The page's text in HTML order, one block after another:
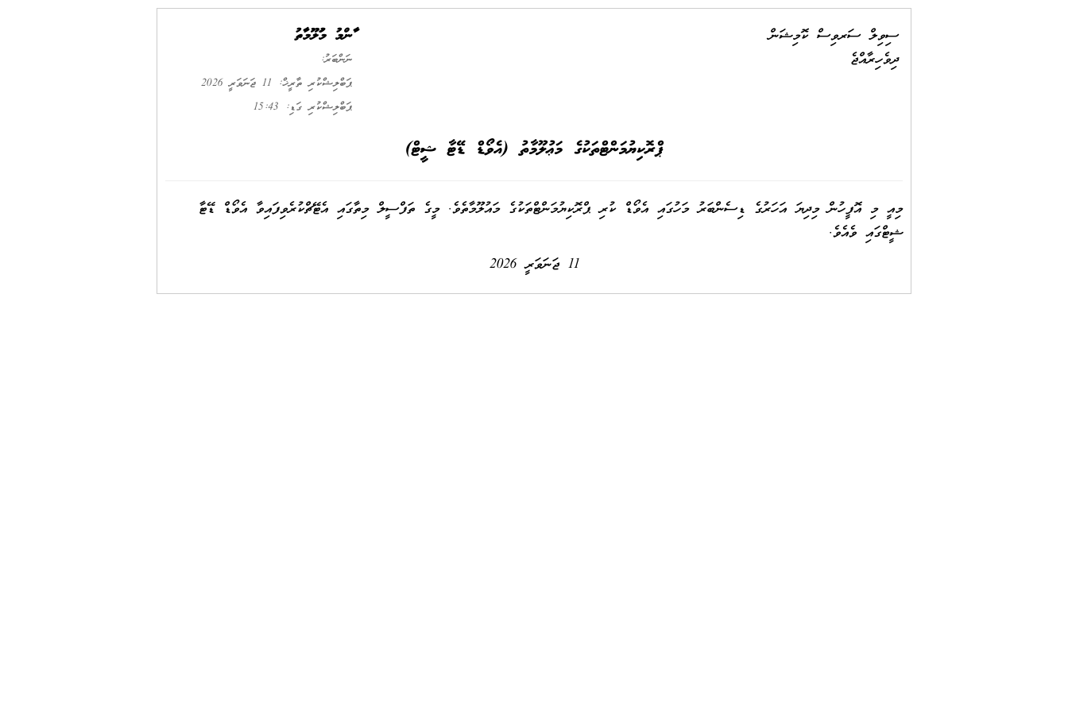
ޢާންމު މަޢުލޫމާތު
ނަންބަރު:
ޕަބްލިޝްކުރި ތާރީޚް: 11 ޖަނަވަރީ 2026
ޕަބްލިޝްކުރި ގަޑި: 15:43
ސިވިލް ސަރވިސް ކޮމިޝަން
ދިވެހިރާއްޖެ
ޕްރޮކިޔުމަންޓްތަކުގެ މަޢުލޫމާތު (އެވޯޑް ޑޭޓާ ޝީޓް)
މިއީ މި އޮފީހުން މިދިޔަ އަހަރުގެ ޑިސެންބަރު މަހުގައި އެވޯޑް ކުރި ޕްރޮކިޔުމަންޓްތަކުގެ މައުލޫމާތެވެ. މީގެ ތަފްސީލް މިތާގައި އެޓޭޗްކުރެވިފައިވާ އެވޯޑް ޑޭޓާ
ޝީޓްގައި ވެއެވެ.
11 ޖަނަވަރީ 2026